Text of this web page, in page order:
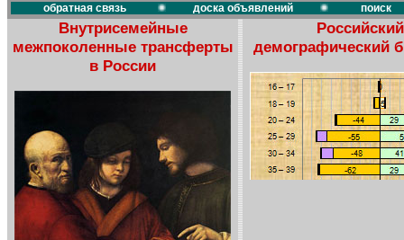
обратная связь
доска объявлений поиск
Внутрисемейные
межпоколенные трансферты
в России
Российский
демографический